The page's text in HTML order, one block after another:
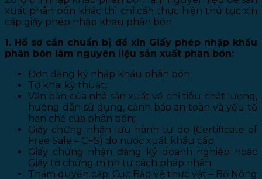
xuất phân bón khác thì chỉ cần thực hiện thủ tục xin
cấp giấy phép nhập khẩu phân bón.
1. Hồ sơ cần chuẩn bị để xin Giấy phép nhập khẩu
phân bón làm nguyên liệu sản xuất phân bón:
Đơn đăng ký nhập khẩu phân bón;
Tờ khai kỹ thuật;
Văn bản của nhà sản xuất về chỉ tiêu chất lượng,
hướng dẫn sử dụng, cảnh báo an toàn và yếu tố
hạn chế của phân bón;
Giấy chứng nhận lưu hành tự do (Certificate of
Free Sale – CFS) do nước xuất khẩu cấp;
Giấy chứng nhận đăng ký doanh nghiệp hoặc
Giấy tờ chứng minh tư cách pháp nhân.
Thẩm quyền cấp: Cục Bảo vệ thực vật – Bộ Nông